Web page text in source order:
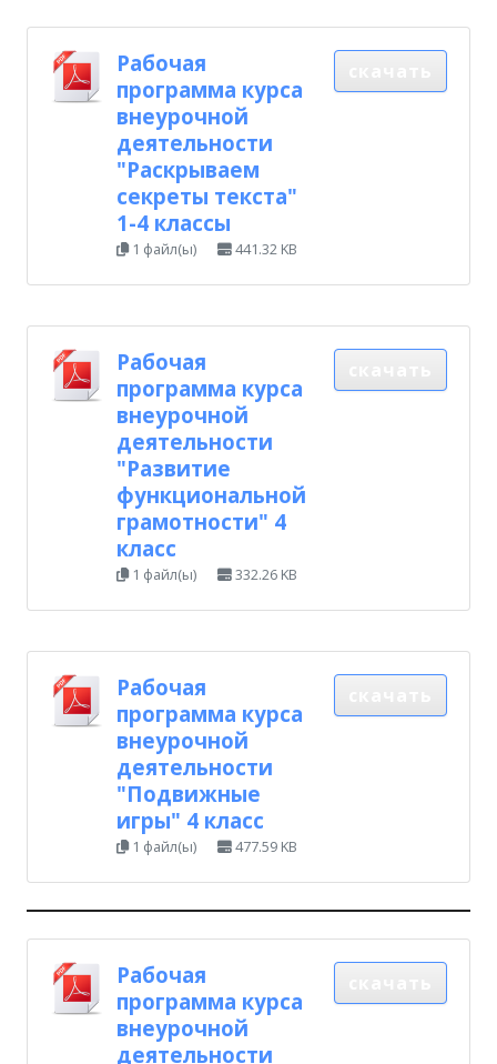
Рабочая
программа курса
внеурочной
деятельности
"Раскрываем
секреты текста"
1-4 классы
1 файл(ы) 441.32 KB
Рабочая
программа курса
внеурочной
деятельности
"Развитие
функциональной
грамотности" 4
класс
1 файл(ы) 332.26 KB
Рабочая
программа курса
внеурочной
деятельности
"Подвижные
игры" 4 класс
1 файл(ы) 477.59 KB
Рабочая
программа курса
внеурочной
деятельности